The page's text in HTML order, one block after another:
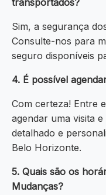
transportados?
Sim, a segurança
Consulte-nos para
seguro disponíveis
4. É possível
Com certeza! Entre
agendar uma visita
detalhado e
Belo Horizonte.
5. Quais são os
Mudanças?